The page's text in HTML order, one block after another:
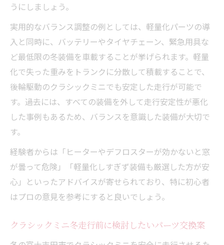
うにしましょう。
実用的なバランス調整の例としては、軽量化パーツの導
入と同時に、バッテリーやタイヤチェーン、緊急用具な
ど最低限の冬装備を車載することが挙げられます。軽量
化で失った重みをトランクに分散して積載することで、
後輪駆動のクラシックミニでも安定した走行が可能で
す。過去には、すべての装備を外して走行安定性が悪化
した事例もあるため、バランスを意識した装備が大切で
す。
経験者からは「ヒーターやデフロスターが効かないと窓
が曇って危険」「軽量化しすぎず装備も厳選した方が安
心」といったアドバイスが寄せられており、特に初心者
はプロの意見を参考にすると良いでしょう。
クラシックミニ冬走行前に検討したいパーツ交換案